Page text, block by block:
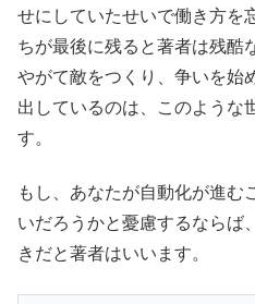
せにしていたせいで働き方を
ちが最後に残ると著者は残酷
やがて敵をつくり、争いを始
出しているのは、このような
す。
もし、あなたが自動化が進む
いだろうかと憂慮するならば
きだと著者はいいます。